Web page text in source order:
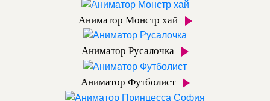
Аниматор Монстр хай
Аниматор Русалочка
Аниматор Футболист